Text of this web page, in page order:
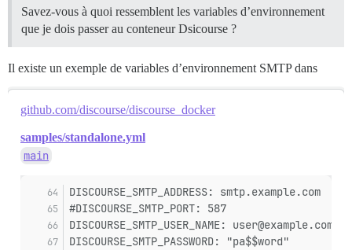
Savez-vous à quoi ressemblent les variables d’environnement
que je dois passer au conteneur Dsicourse ?
Il existe un exemple de variables d’environnement SMTP dans
github.com/discourse/discourse_docker
samples/standalone.yml
main
DISCOURSE_SMTP_ADDRESS: smtp.example.com
#DISCOURSE_SMTP_PORT: 587
DISCOURSE_SMTP_USER_NAME: user@example.com
DISCOURSE_SMTP_PASSWORD: "pa$$word"